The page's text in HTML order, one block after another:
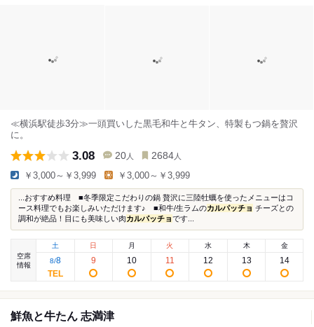
≪横浜駅徒歩3分≫一頭買いした黒毛和牛と牛タン、特製もつ鍋を贅沢
に。
3.08 20 人 2684 人
￥3,000～￥3,999 ￥3,000～￥3,999
...おすすめ料理 ■冬季限定こだわりの鍋 贅沢に三陸牡蠣を使ったメニューはコ
ース料理でもお楽しみいただけます♪ ■和牛/生ラムのカルパッチョ チーズとの
調和が絶品！目にも美味しい肉カルパッチョです...
空席
情報
土
8/8
日
9
月
10
火
11
水
12
木
13
金
14
鮮魚と牛たん 志満津